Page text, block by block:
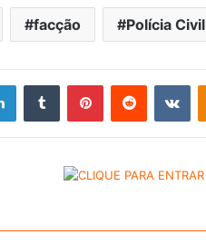
facção Polícia Civil